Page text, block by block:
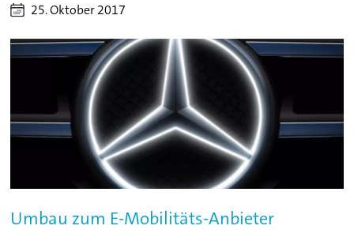
25. Oktober 2017
Umbau zum E-Mobilitäts-Anbieter